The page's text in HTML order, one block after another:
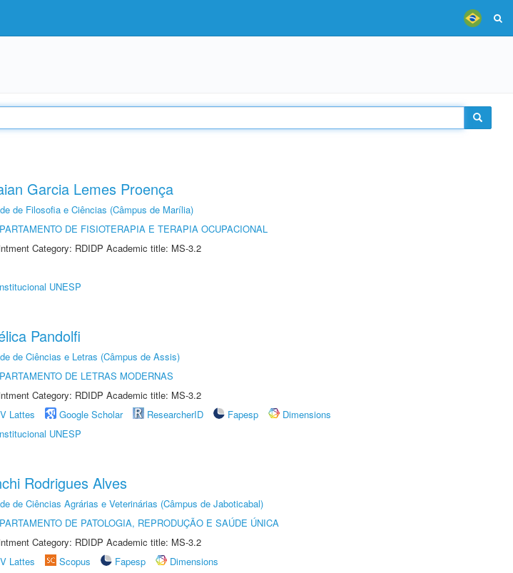
Garcia Lemes Proença
de Filosofia e Ciências (Câmpus de Marília)
DE FISIOTERAPIA E TERAPIA OCUPACIONAL
Category: RDIDP Academic title: MS-3.2
UNESP
Pandolfi
de Ciências e Letras (Câmpus de Assis)
DE LETRAS MODERNAS
Category: RDIDP Academic title: MS-3.2
Lattes Google Scholar ResearcherID Fapesp
Dimensions
UNESP
Rodrigues Alves
de Ciências Agrárias e Veterinárias (Câmpus de Jaboticabal)
DE PATOLOGIA, REPRODUÇÃO E SAÚDE ÚNICA
Category: RDIDP Academic title: MS-3.2
Lattes Scopus Fapesp
Dimensions